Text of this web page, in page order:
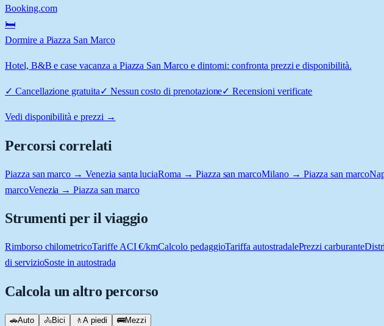
Booking.com
🛏️
Dormire a Piazza San Marco
Hotel, B&B e case vacanza a Piazza San Marco e dintorni: confronta prezzi e disponibilità.
✓ Cancellazione gratuita✓ Nessun costo di prenotazione✓Recensioni verificate
Vedi disponibilità e prezzi →
Percorsi correlati
Piazza san marco → Venezia santa luciaRoma → Piazza san marcoMilano → Piazza san marco
marcoVenezia → Piazza san marco
Strumenti per il viaggio
Rimborso chilometricoTariffe ACI €/kmCalcolo pedaggioTariffa autostradalePrezzi carburante
di servizioSoste in autostrada
Calcola un altro percorso
🚗Auto 🚴Bici 🚶 A piedi 🚌Mezzi